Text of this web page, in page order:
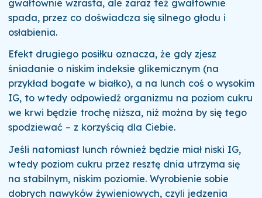
gwałtownie wzrasta, ale zaraz też gwałtownie
spada, przez co doświadcza się silnego głodu i
osłabienia.
Efekt drugiego posiłku oznacza, że gdy zjesz
śniadanie o niskim indeksie glikemicznym (na
przykład bogate w białko), a na lunch coś o wysokim
IG, to wtedy odpowiedź organizmu na poziom cukru
we krwi będzie trochę niższa, niż można by się tego
spodziewać – z korzyścią dla Ciebie.
Jeśli natomiast lunch również będzie miał niski IG,
wtedy poziom cukru przez resztę dnia utrzyma się
na stabilnym, niskim poziomie. Wyrobienie sobie
dobrych nawyków żywieniowych, czyli jedzenia